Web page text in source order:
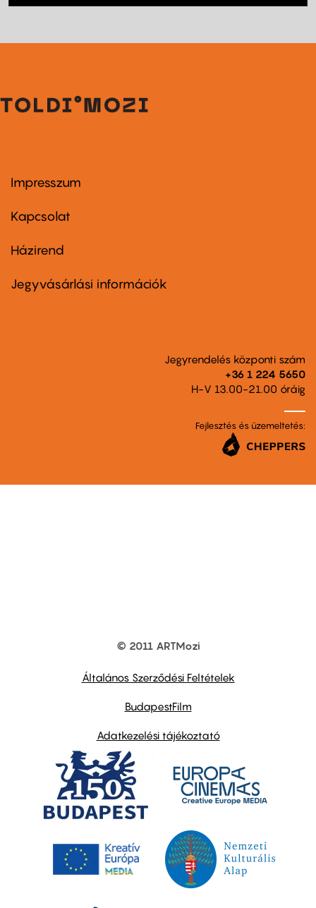
Footer
first
Impresszum
Kapcsolat
Footer
second
Házirend
Jegyvásárlási információk
Jegyrendelés központi szám
+36 1 224 5650
H-V 13.00-21.00 óráig
Fejlesztés és üzemeltetés:
© 2011 ARTMozi
Általános Szerződési Feltételek
BudapestFilm
Adatkezelési tájékoztató